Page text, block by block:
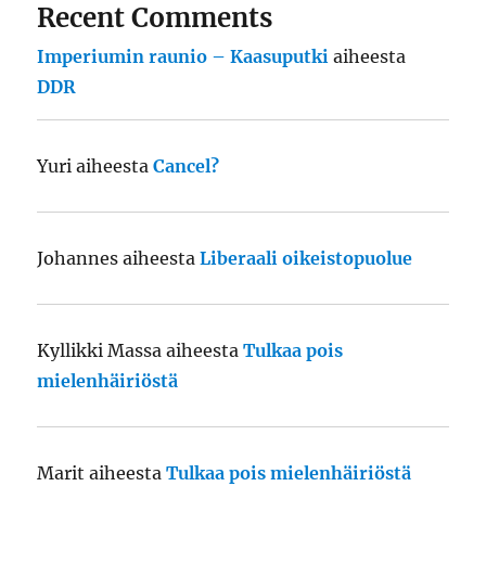
Recent Comments
Imperiumin raunio – Kaasuputki aiheesta
DDR
Yuri aiheestaCancel?
Johannes aiheestaLiberaali oikeistopuolue
Kyllikki Massa aiheestaTulkaa pois
mielenhäiriöstä
Marit aiheestaTulkaa pois mielenhäiriöstä